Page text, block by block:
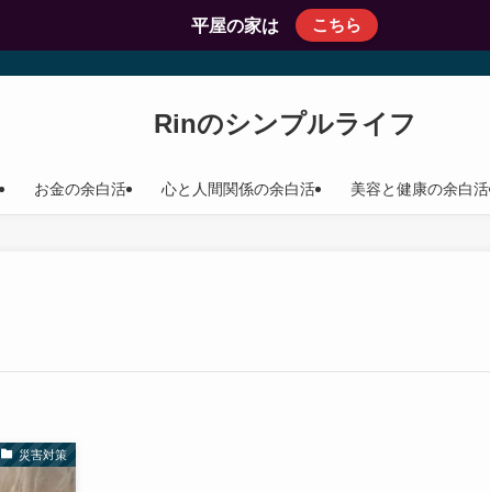
平屋の家は こちら
Rinのシンプルライフ
お金の余白活 心と人間関係の余白活 美容と健康の余白活
災害対策